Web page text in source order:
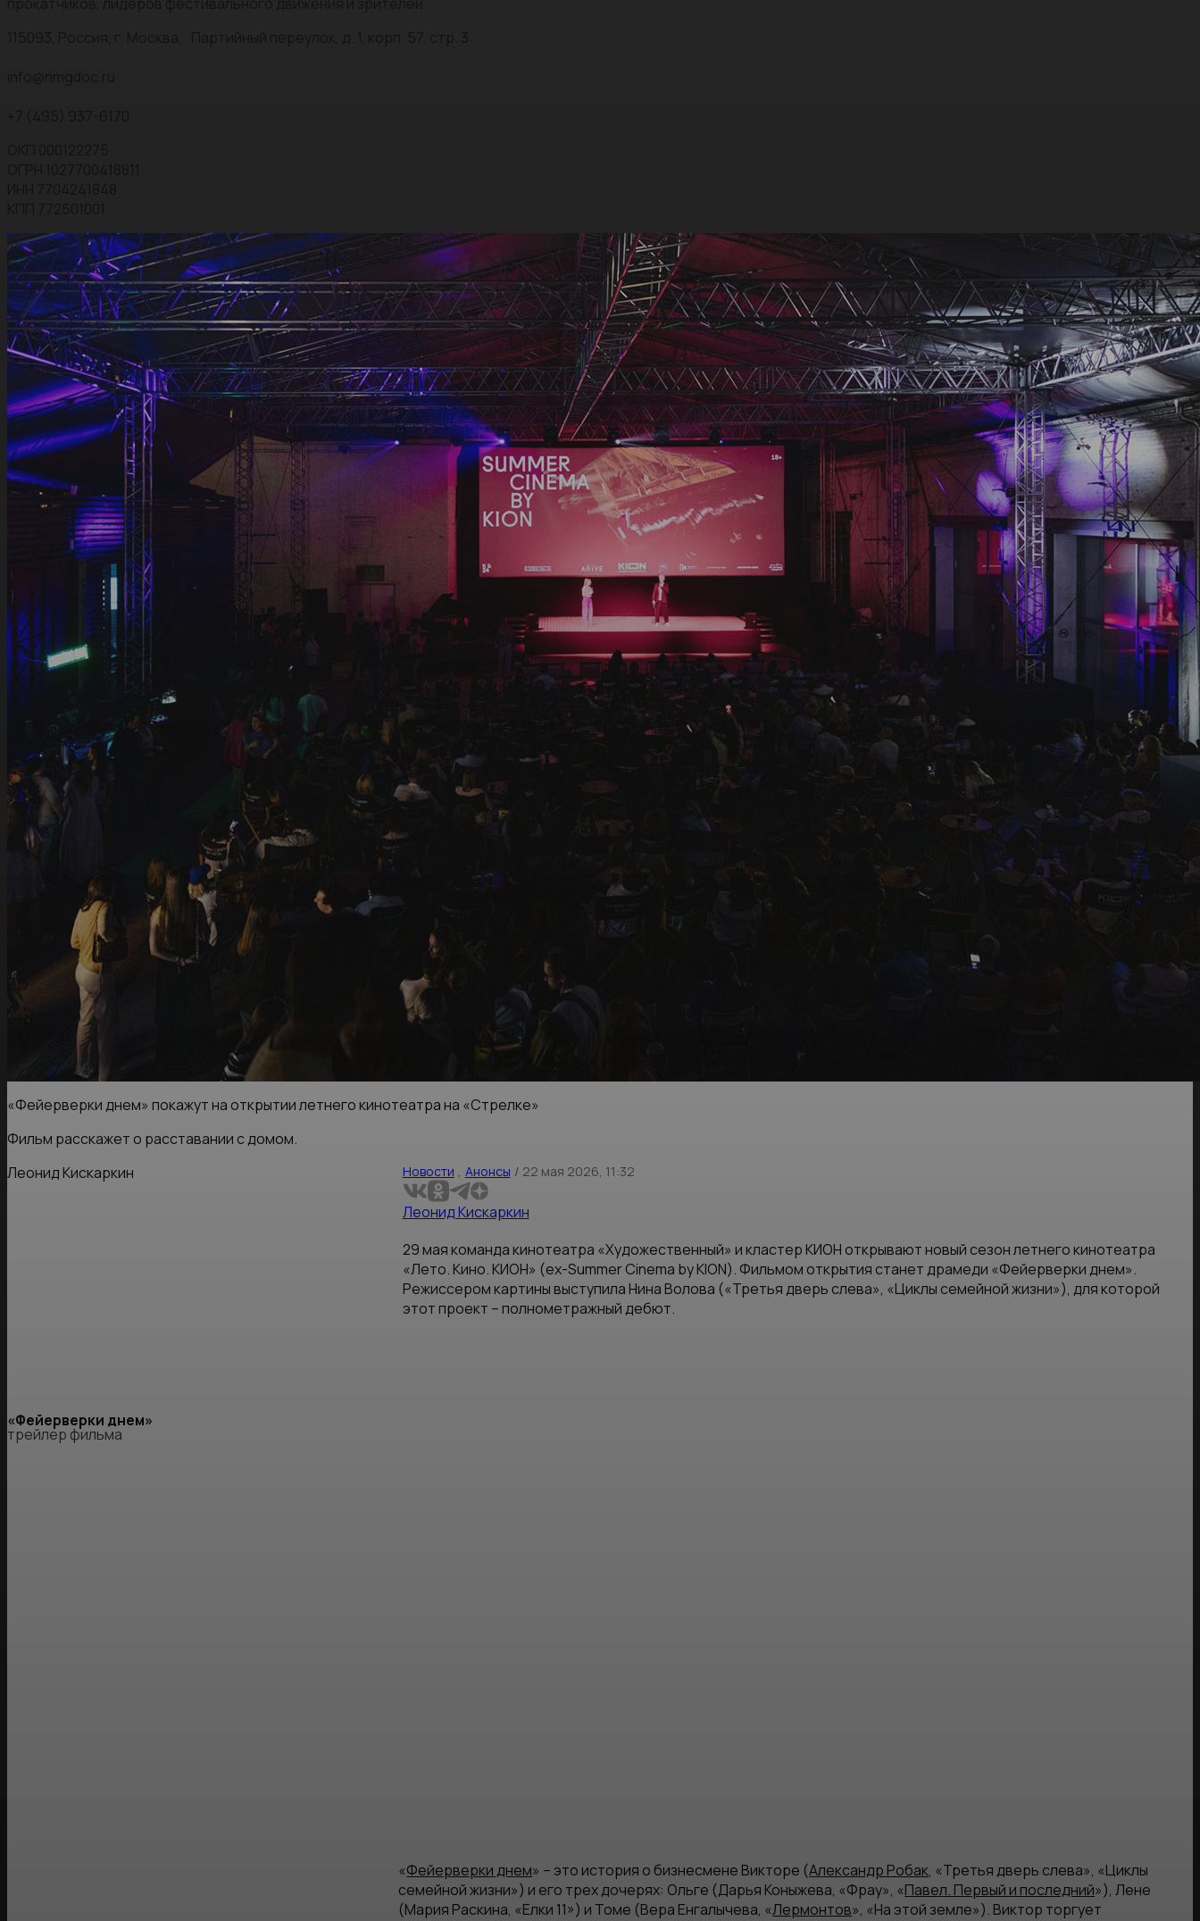
«Фейерверки днем» покажут на открытии летнего кинотеатра на «Стрелке»
Фильм расскажет о расставании с домом.
Леонид Кискаркин
Новости , Анонсы / 22 мая 2026, 11:32
Леонид Кискаркин
29 мая команда кинотеатра «Художественный» и кластер КИОН открывают новый сезон летнего кинотеатра
«Лето. Кино. КИОН» (ex-Summer Cinema by KION). Фильмом открытия станет драмеди «Фейерверки днем».
Режиссером картины выступила Нина Волова («Третья дверь слева», «Циклы семейной жизни»), для которой
этот проект – полнометражный дебют.
«Фейерверки днем»
трейлер фильма
«Фейерверки днем» – это история о бизнесмене Викторе (Александр Робак, «Третья дверь слева», «Циклы
семейной жизни») и его трех дочерях: Ольге (Дарья Коныжева, «Фрау», «Павел. Первый и последний»), Лене
(Мария Раскина, «Елки 11») и Томе (Вера Енгалычева, «Лермонтов», «На этой земле»). Виктор торгует